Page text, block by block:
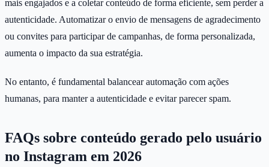
mais engajados e a coletar conteúdo de forma eficiente, sem perder a
autenticidade. Automatizar o envio de mensagens de agradecimento
ou convites para participar de campanhas, de forma personalizada,
aumenta o impacto da sua estratégia.
No entanto, é fundamental balancear automação com ações
humanas, para manter a autenticidade e evitar parecer spam.
FAQs sobre conteúdo gerado pelo usuário
no Instagram em 2026